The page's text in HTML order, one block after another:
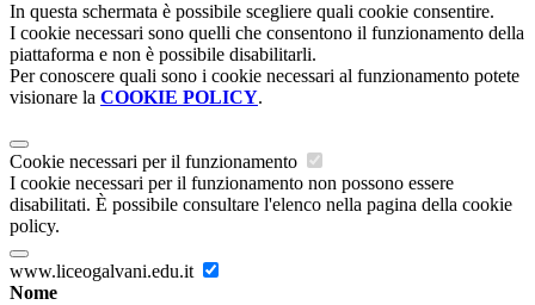
In questa schermata è possibile scegliere quali cookie consentire.
I cookie necessari sono quelli che consentono il funzionamento della
piattaforma e non è possibile disabilitarli.
Per conoscere quali sono i cookie necessari al funzionamento potete
visionare la COOKIE POLICY.
Cookie necessari per il funzionamento
I cookie necessari per il funzionamento non possono essere
disabilitati. È possibile consultare l'elenco nella pagina della cookie
policy.
www.liceogalvani.edu.it
Nome